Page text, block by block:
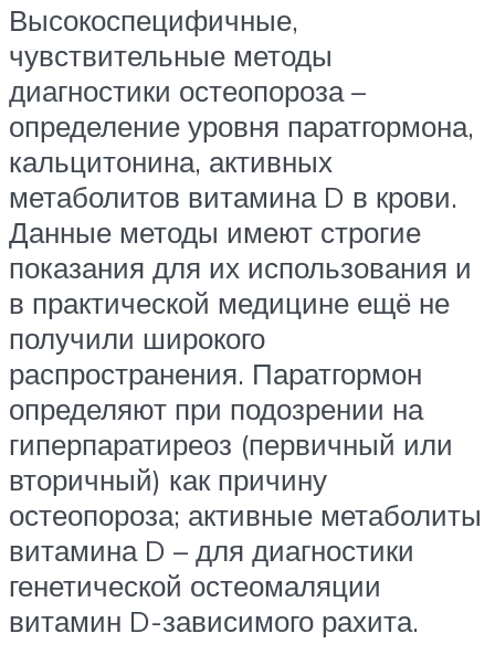
Высокоспецифичные,
чувствительные методы
диагностики остеопороза –
определение уровня паратгормона,
кальцитонина, активных
метаболитов витамина D в крови.
Данные методы имеют строгие
показания для их использования и
в практической медицине ещё не
получили широкого
распространения. Паратгормон
определяют при подозрении на
гиперпаратиреоз (первичный или
вторичный) как причину
остеопороза; активные метаболиты
витамина D – для диагностики
генетической остеомаляции
витамин D-зависимого рахита.